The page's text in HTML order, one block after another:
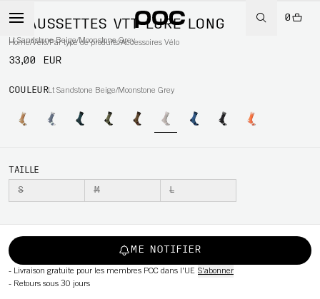
0
Home/Vélo/Par type de produits/Accessoires Vélo
CHAUSSETTES VTT LURE LONG
Lt Sandstone Beige/Moonstone Grey
33,00 EUR
COULEURLt Sandstone Beige/Moonstone Grey
TAILLE
S M L
ME NOTIFIER
- Livraison gratuite pour les membres POC dans l'UE S'abonner
- Retours sous 30 jours